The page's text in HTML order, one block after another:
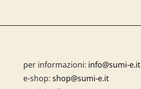
per informazioni: info@sumi-e.it
e-shop: shop@sumi-e.it